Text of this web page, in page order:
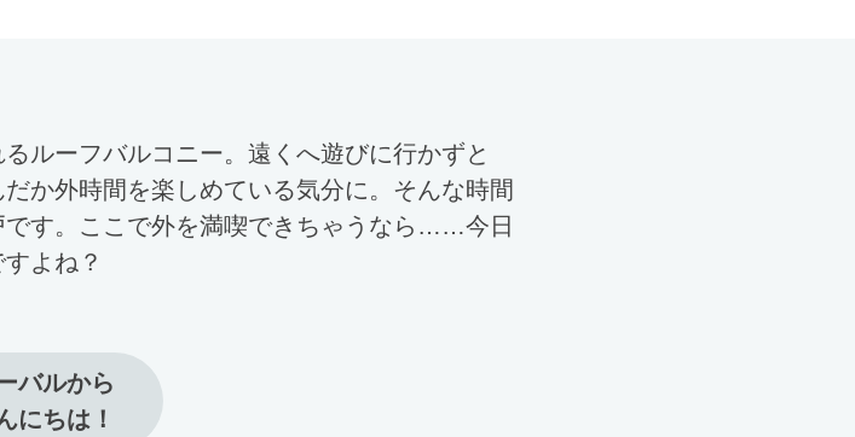
ルーフバルコニー。遠くへ遊びに行かずと
か外時間を楽しめている気分に。そんな時間
す。ここで外を満喫できちゃうなら……今日
よね？
バルから
にちは！